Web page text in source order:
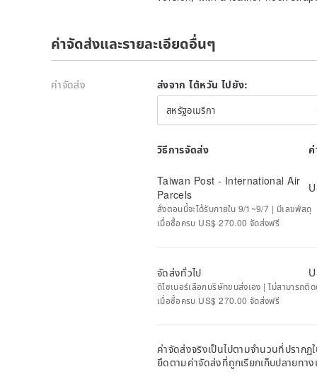
there were many products using vegetable tanned
cars drove the operation belts, leather seat
supplies-related accessories, etc.
Vegetable tanned cow leather has a characteristic,
to the relationship between plant tannins in the
surface color of the vegetable tanned cow leather
user's hands contain sebum, and the daily friction
changes with time and user habits. We believe
time witness of the user and the leather, which is
The leather market does not raise cattle because
used to supply meat for human consumption or to
a subsidiary product of animal husbandry, so
protecting the skin of cattle. Therefore, the cattle
are difficult to give birth, and there will also be
When the cow is big enough to kill the cow for
caused by peeling. When the cowhide is made into
displayed on the leather to prove the life of the
Many Taiwanese leather goods brands do not like
natural textures, and most of them will ask the
ค่าจัดส่งและรายละเอียดอื่นๆ
ค่าจัดส่ง ส่งจาก ไต้หวัน ไปยัง:
สหรัฐอเมริกา
วิธีการจัดส่ง
Taiwan Post - International Air
Parcels
สั่งตอนนี้จะได้รับภายใน 9/1~9/7 | มีเลขพัสดุ
เมื่อซื้อครบ US$ 270.00 จัดส่งฟรี
จัดส่งทั่วไป
ดีไซเนอร์เลือกบริษัทขนส่งเอง | ไม่สามารถติ
เมื่อซื้อครบ US$ 270.00 จัดส่งฟรี
ค่าจัดส่งจริงเป็นไปตามจำนวนที่ปรากฏ
ยึดตามค่าจัดส่งที่ถูกเรียกเก็บปลายทา